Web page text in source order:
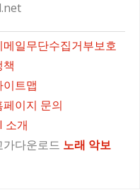
메일무단수집거부보호
책
이트맵
페이지 문의
소개
가다운로드 노래 악보